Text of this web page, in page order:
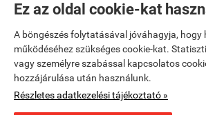
Ez az oldal cookie-kat
A böngészés folytatásával jóváhagyja, hogy
működéséhez szükséges cookie-kat.
vagy személyre szabással kapcsolatos
hozzájárulása után használunk.
Részletes adatkezelési tájékoztató »
Saját fiók
Bemutatkozás
Kövess minket a Facebookon!